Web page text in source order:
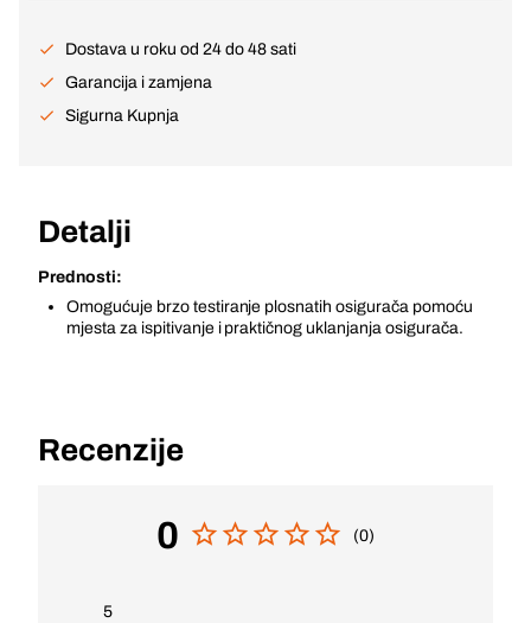
Dostava u roku od 24 do 48 sati
Garancija i zamjena
Sigurna Kupnja
Detalji
Prednosti:
Omogućuje brzo testiranje plosnatih osigurača pomoću
mjesta za ispitivanje i praktičnog uklanjanja osigurača.
Recenzije
0 (0)
5